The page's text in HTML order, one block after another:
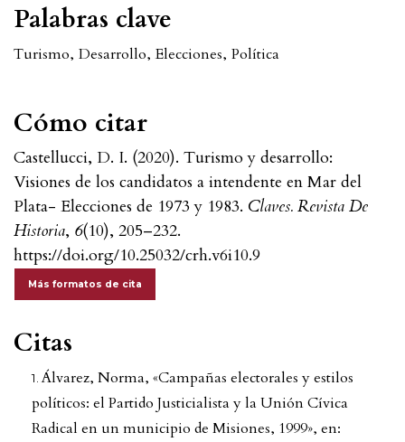
Palabras clave
Turismo, Desarrollo, Elecciones, Política
Cómo citar
Castellucci, D. I. (2020). Turismo y desarrollo:
Visiones de los candidatos a intendente en Mar del
Plata- Elecciones de 1973 y 1983. Claves. Revista De
Historia, 6(10), 205–232.
https://doi.org/10.25032/crh.v6i10.9
Más formatos de cita
Citas
Álvarez, Norma, «Campañas electorales y estilos
políticos: el Partido Justicialista y la Unión Cívica
Radical en un municipio de Misiones, 1999», en: